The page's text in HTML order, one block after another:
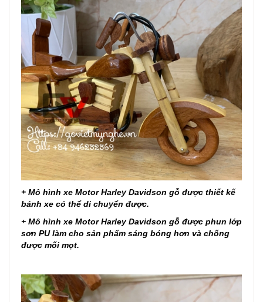
+ Mô hình xe Motor Harley Davidson gỗ được thiết kế
bánh xe có thể di chuyển được.
+ Mô hình xe Motor Harley Davidson gỗ được phun lớp
sơn PU làm cho sản phẩm sáng bóng hơn và chống
được mối mọt.